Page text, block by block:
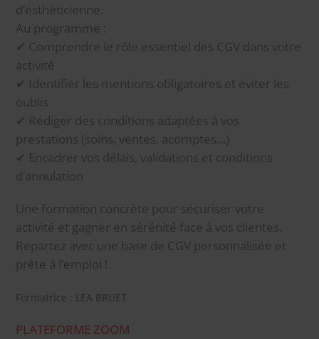
d’esthéticienne.
Au programme :
✔ Comprendre le rôle essentiel des CGV dans votre
activité
✔ Identifier les mentions obligatoires et éviter les
oublis
✔ Rédiger des conditions adaptées à vos
prestations (soins, ventes, acomptes…)
✔ Encadrer vos délais, validations et conditions
d’annulation
Une formation concrète pour sécuriser votre
activité et gagner en sérénité face à vos clientes.
Repartez avec une base de CGV personnalisée et
prête à l’emploi !
Formatrice : LEA BRUET
PLATEFORME ZOOM